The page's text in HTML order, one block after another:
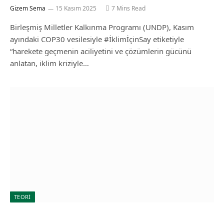
Gizem Sema 15 Kasım 2025 7 Mins Read
Birleşmiş Milletler Kalkınma Programı (UNDP), Kasım
ayındaki COP30 vesilesiyle #İklimİçinSay etiketiyle
“harekete geçmenin aciliyetini ve çözümlerin gücünü
anlatan, iklim kriziyle…
TEORİ